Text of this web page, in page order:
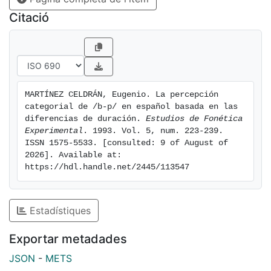
percibe correctamente y que posee una duración muy
larga: /pp/.
Citació
MARTÍNEZ CELDRÁN, Eugenio. La percepción
categorial de /b-p/ en español basada en las
diferencias de duración. Estudios de Fonética
Experimental . 1993. Vol. 5, num. 223-239.
ISSN 1575-5533. [consulted: 9 of August of
2026]. Available at:
https://hdl.handle.net/2445/113547
Estadístiques
Exportar metadades
JSON - METS